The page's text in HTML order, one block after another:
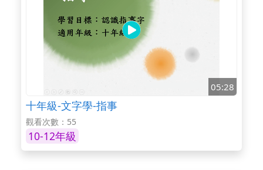
05:28
十年級-文字學-指事
觀看次數：55
10-12年級